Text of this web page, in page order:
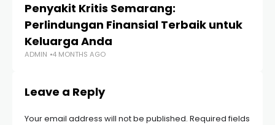
Penyakit Kritis Semarang:
Perlindungan Finansial Terbaik untuk
Keluarga Anda
ADMIN 4 MONTHS AGO
Leave a Reply
Your email address will not be published. Required fields